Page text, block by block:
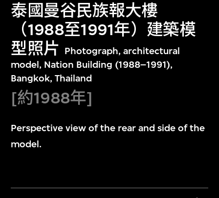
泰國曼谷民族報大樓
（1988至1991年）建築模
型照片 Photograph, architectural
model, Nation Building (1988–1991),
Bangkok, Thailand
[約1988年]
Perspective view of the rear and side of the
model.